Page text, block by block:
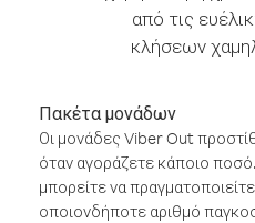
από τις
κλήσεων
Πακέτα μονάδων
Οι μονάδες Viber Out
όταν αγοράζετε κάποιο
μπορείτε να
οποιονδήποτε αριθμό